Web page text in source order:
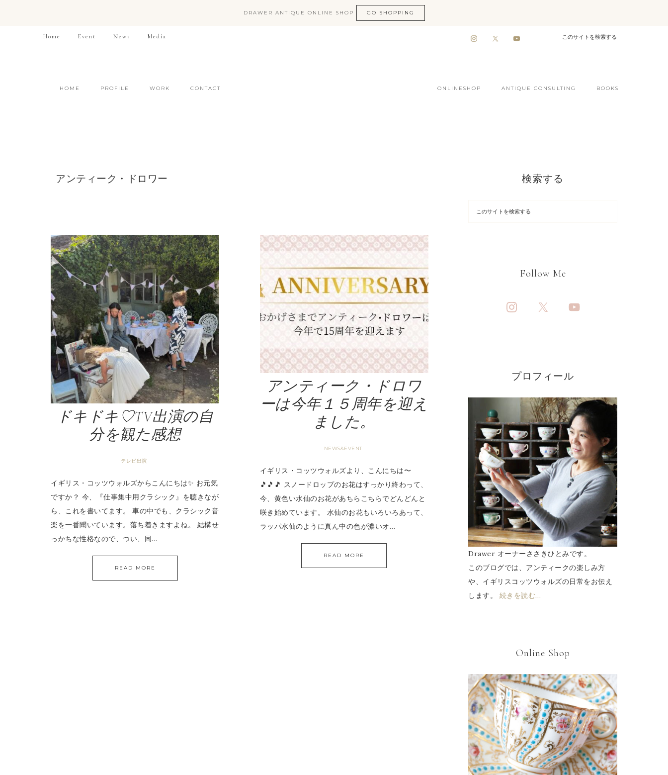
DRAWER ANTIQUE ONLINE SHOP GO SHOPPING
Home Event News Media
HOME PROFILE WORK CONTACT ONLINESHOP ANTIQUE CONSULTING BOOKS
アンティーク・ドロワー
ドキドキ♡TV出演の自
分を観た感想
テレビ出演
イギリス・コッツウォルズからこんにちは✨ お元気
ですか？ 今、『仕事集中用クラシック』を聴きなが
ら、これを書いてます。 車の中でも、クラシック音
楽を一番聞いています。落ち着きますよね。 結構せ
っかちな性格なので、つい、同…
READ MORE
アンティーク・ドロワ
ーは今年１５周年を迎え
ました。
NEWS&EVENT
イギリス・コッツウォルズより、こんにちは〜
🎵🎵🎵 スノードロップのお花はすっかり終わって、
今、黄色い水仙のお花があちらこちらでどんどんと
咲き始めています。 水仙のお花もいろいろあって、
ラッパ水仙のように真ん中の色が濃いオ…
READ MORE
検索する
Follow Me
プロフィール
Drawer オーナーささきひとみです。
このブログでは、アンティークの楽しみ方
や、イギリスコッツウォルズの日常をお伝え
します。 続きを読む…
Online Shop